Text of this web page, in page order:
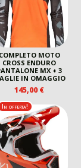
COMPLETO MOTO
CROSS ENDURO
MX + 3
IN OMAGGIO
145,00€
In offerta!